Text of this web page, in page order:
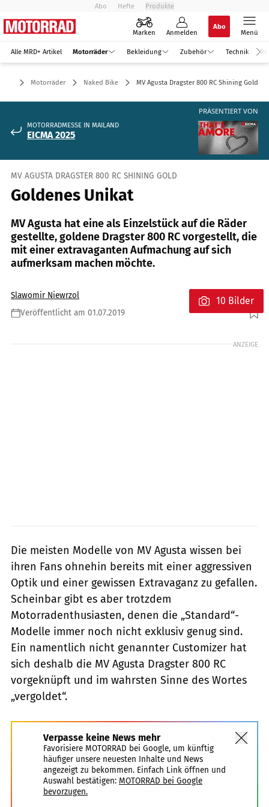
Abo Hefte Produkte
Marken Anmelden
Abo
Menü
Alle MRD+ Artikel Motorräder Bekleidung Zubehör Technik
Motorräder Naked Bike MV Agusta Dragster 800 RC Shining Gold
MOTORRADMESSE IN MAILAND
EICMA 2025
PRÄSENTIERT VON
MV AGUSTA DRAGSTER 800 RC SHINING GOLD
Goldenes Unikat
MV Agusta hat eine als Einzelstück auf die Räder
gestellte, goldene Dragster 800 RC vorgestellt, die
mit einer extravaganten Aufmachung auf sich
aufmerksam machen möchte.
Slawomir Niewrzol
Veröffentlicht am 01.07.2019
Foto: MV Agusta
10 Bilder
ANZEIGE
Die meisten Modelle von MV Agusta wissen bei
ihren Fans ohnehin bereits mit einer aggressiven
Optik und einer gewissen Extravaganz zu gefallen.
Scheinbar gibt es aber trotzdem
Motorradenthusiasten, denen die „Standard“-
Modelle immer noch nicht exklusiv genug sind.
Ein namentlich nicht genannter Customizer hat
sich deshalb die MV Agusta Dragster 800 RC
vorgeknüpft und im wahrsten Sinne des Wortes
„vergoldet“.
Verpasse keine News mehr
Favorisiere MOTORRAD bei Google, um künftig
häufiger unsere neuesten Inhalte und News
angezeigt zu bekommen. Einfach Link öffnen und
Auswahl bestätigen: MOTORRAD bei Google
bevorzugen.